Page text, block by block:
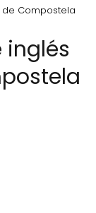
de Compostela